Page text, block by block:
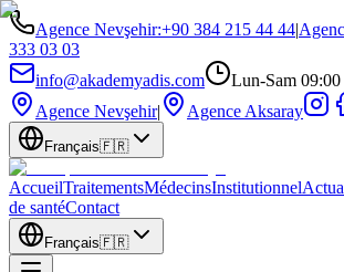
Agence Nevşehir:+90 384 215 44 44|
333 03 03
info@akademyadis.com
Lun-Sam
Agence Nevşehir| Agence Aksaray
Français🇫🇷
AccueilTraitementsMédecinsInstitutionnel
de santéContact
Français🇫🇷